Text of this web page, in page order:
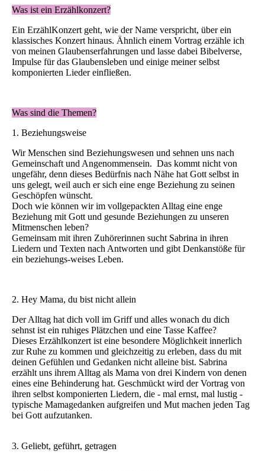
Was ist ein Erzählkonzert?
Ein ErzählKonzert geht, wie der Name verspricht, über ein
klassisches Konzert hinaus. Ähnlich einem Vortrag erzähle ich
von meinen Glaubenserfahrungen und lasse dabei Bibelverse,
Impulse für das Glaubensleben und einige meiner selbst
komponierten Lieder einfließen.
Was sind die Themen?
1. Beziehungsweise
Wir Menschen sind Beziehungswesen und sehnen uns nach
Gemeinschaft und Angenommensein. Das kommt nicht von
ungefähr, denn dieses Bedürfnis nach Nähe hat Gott selbst in
uns gelegt, weil auch er sich eine enge Beziehung zu seinen
Geschöpfen wünscht.
Doch wie können wir im vollgepackten Alltag eine enge
Beziehung mit Gott und gesunde Beziehungen zu unseren
Mitmenschen leben?
Gemeinsam mit ihren Zuhörerinnen sucht Sabrina in ihren
Liedern und Texten nach Antworten und gibt Denkanstöße für
ein beziehungs-weises Leben.
2. Hey Mama, du bist nicht allein
Der Alltag hat dich voll im Griff und alles wonach du dich
sehnst ist ein ruhiges Plätzchen und eine Tasse Kaffee?
Dieses Erzählkonzert ist eine besondere Möglichkeit innerlich
zur Ruhe zu kommen und gleichzeitig zu erleben, dass du mit
deinen Gefühlen und Gedanken nicht alleine bist. Sabrina
erzählt uns ihrem Alltag als Mama von drei Kindern von denen
eines eine Behinderung hat. Geschmückt wird der Vortrag von
ihren selbst komponierten Liedern, die - mal ernst, mal lustig -
typische Mamagedanken aufgreifen und Mut machen jeden Tag
bei Gott aufzutanken.
3. Geliebt, geführt, getragen